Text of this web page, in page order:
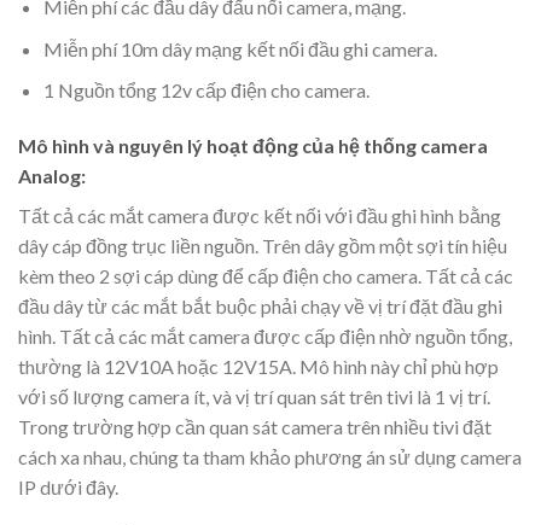
Miễn phí các đầu dây đấu nối camera, mạng.
Miễn phí 10m dây mạng kết nối đầu ghi camera.
1 Nguồn tổng 12v cấp điện cho camera.
Mô hình và nguyên lý hoạt động của hệ thống camera
Analog:
Tất cả các mắt camera được kết nối với đầu ghi hình bằng
dây cáp đồng trục liền nguồn. Trên dây gồm một sợi tín hiệu
kèm theo 2 sợi cáp dùng để cấp điện cho camera. Tất cả các
đầu dây từ các mắt bắt buộc phải chạy về vị trí đặt đầu ghi
hình. Tất cả các mắt camera được cấp điện nhờ nguồn tổng,
thường là 12V10A hoặc 12V15A. Mô hình này chỉ phù hợp
với số lượng camera ít, và vị trí quan sát trên tivi là 1 vị trí.
Trong trường hợp cần quan sát camera trên nhiều tivi đặt
cách xa nhau, chúng ta tham khảo phương án sử dụng camera
IP dưới đây.